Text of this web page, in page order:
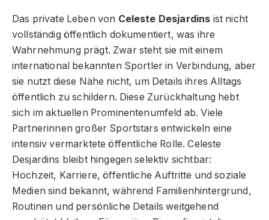
Das private Leben von Celeste Desjardins ist nicht
vollständig öffentlich dokumentiert, was ihre
Wahrnehmung prägt. Zwar steht sie mit einem
international bekannten Sportler in Verbindung, aber
sie nutzt diese Nähe nicht, um Details ihres Alltags
öffentlich zu schildern. Diese Zurückhaltung hebt
sich im aktuellen Prominentenumfeld ab. Viele
Partnerinnen großer Sportstars entwickeln eine
intensiv vermarktete öffentliche Rolle. Celeste
Desjardins bleibt hingegen selektiv sichtbar:
Hochzeit, Karriere, öffentliche Auftritte und soziale
Medien sind bekannt, während Familienhintergrund,
Routinen und persönliche Details weitgehend